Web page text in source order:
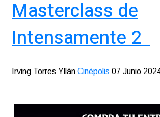
Masterclass de
Intensamente 2
Irving Torres Yllán Cinépolis 07 Junio